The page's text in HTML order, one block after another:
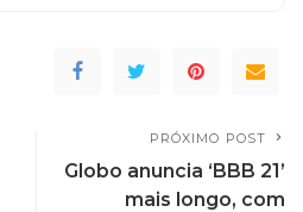
PRÓXIMO POST
Globo anuncia ‘BBB 21’
mais longo, com